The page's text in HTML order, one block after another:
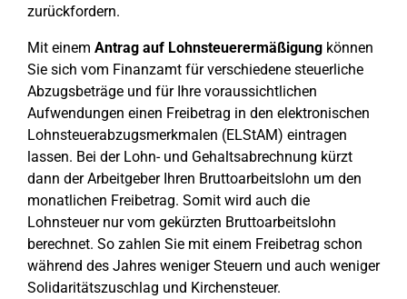
zurückfordern.
Mit einem Antrag auf Lohnsteuerermäßigung können
Sie sich vom Finanzamt für verschiedene steuerliche
Abzugsbeträge und für Ihre voraussichtlichen
Aufwendungen einen Freibetrag in den elektronischen
Lohnsteuerabzugsmerkmalen (ELStAM) eintragen
lassen. Bei der Lohn- und Gehaltsabrechnung kürzt
dann der Arbeitgeber Ihren Bruttoarbeitslohn um den
monatlichen Freibetrag. Somit wird auch die
Lohnsteuer nur vom gekürzten Bruttoarbeitslohn
berechnet. So zahlen Sie mit einem Freibetrag schon
während des Jahres weniger Steuern und auch weniger
Solidaritätszuschlag und Kirchensteuer.